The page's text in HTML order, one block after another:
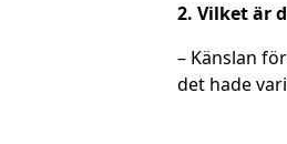
2. Vilket är
– Känslan
det hade